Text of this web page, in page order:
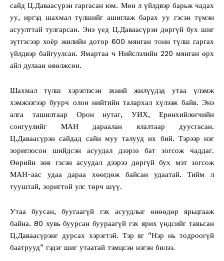
сайд Ц.Даваасүрэн гаргасан юм. Мөн л үйлдвэр барьж чадах
уу, иргэд шахмал түлшийг ашиглаж барах уу гэсэн түмэн
асуулттай тулгарсан. Энэ үед Ц.Даваасүрэн дөргүй бух шиг
зүтгэсээр хоёр жилийн дотор 600 мянган тонн түлш гаргах
үйлдвэр байгуулсан. Ямартаа ч Нийслэлийн 220 мянган өрх
айл дулаан өвөлжсөн.
Шахмал түлш хэрэглэсэн эхний жилүүдэд утаа үлэмж
хэмжээгээр буурч олон нийтийн талархал хүлээж байв. Энэ
алга ташилтаар Орон нутаг, УИХ, Ерөнхийлөгчийн
сонгуулийг МАН дараалан ялалтаар дуусгасан.
Ц.Даваасүрэн сайдад сайн муу талууд их бий. Тэрээр нэг
зориглосон шийдсэн асуудал дээрээ бат зогсож чаддаг.
Өөрийн зөв гэсэн асуудал дээрээ дөргүй бух мэт зогсож
МАН-аас удаа дараа хөөгдөж байсан удаатай. Тийм л
тууштай, зоригтой улс төрч шүү.
Утаа буусан, буугаагүй гэх асуудлыг өнөөдөр ярьцгааж
байна. 80 хувь буурсан буураагүй гэх ярих үндсийг тавьсан
Ц.Даваасүрэнг дурсах хэрэгтэй. Тэр яг “Нэр нь тодроогүй
баатрууд” гэдэг шиг утаатай тэмцсэн нэгэн билээ.